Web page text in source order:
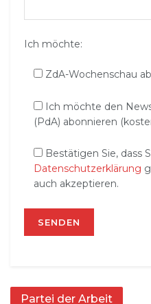
Ich möchte:
ZdA-Wochenschau
Ich möchte den
(PdA) abonnieren
Bestätigen Sie, dass
Datenschutzerklärung
auch akzeptieren.
Partei der Arbeit